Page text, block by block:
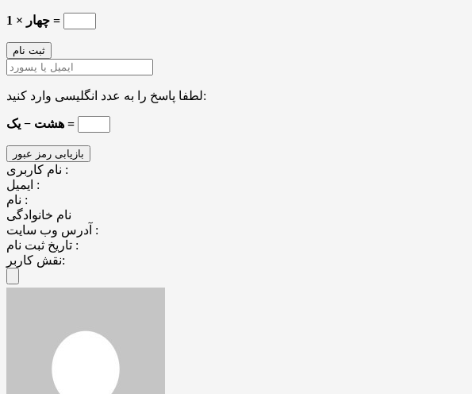
چهار × 1 =
لطفا پاسخ را به عدد انگلیسی وارد کنید:
هشت − یک =
نام کاربری :
ایمیل :
نام :
نام خانوادگی
آدرس وب سایت :
تاریخ ثبت نام :
نقش کاربر: